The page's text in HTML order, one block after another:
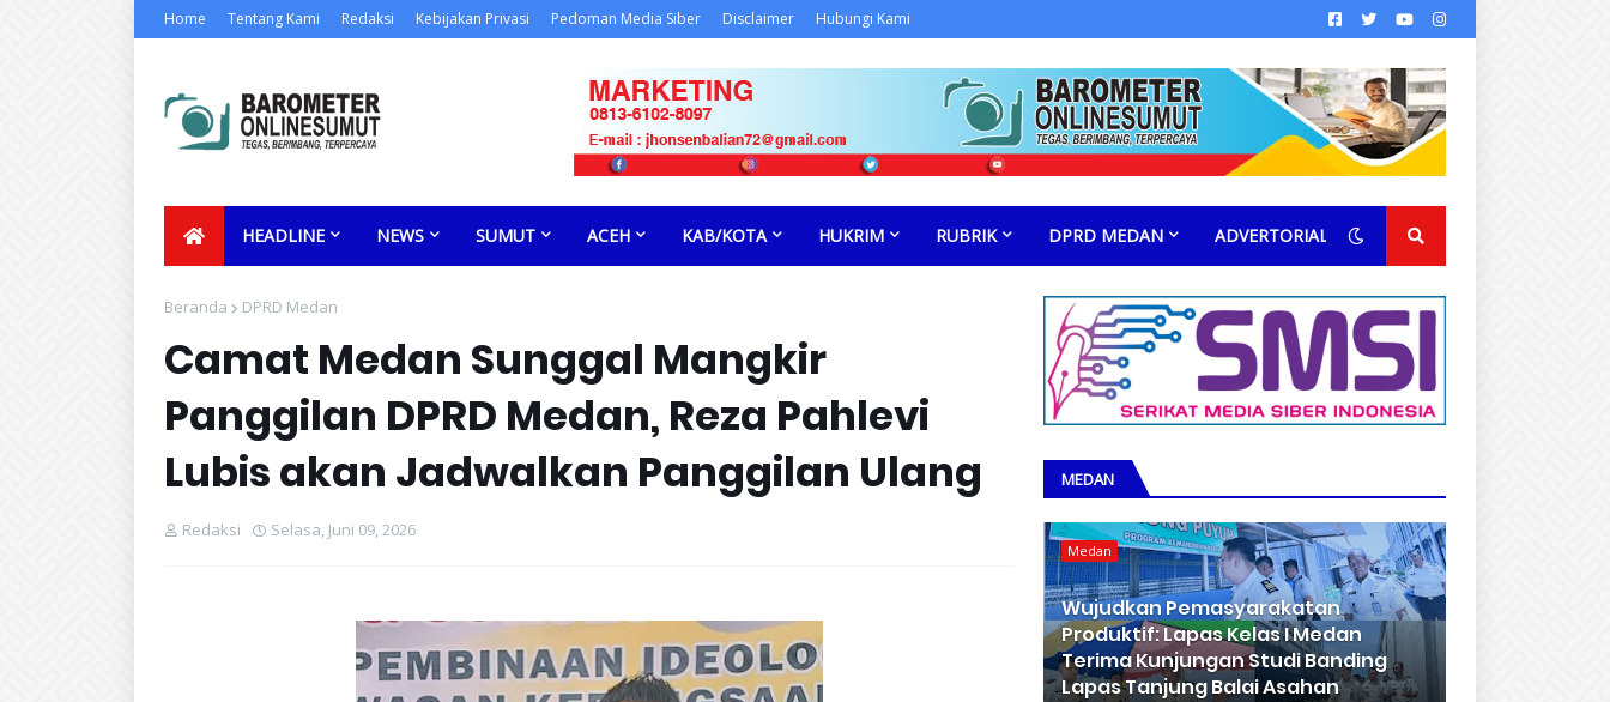
Home Tentang Kami Redaksi Kebijakan Privasi Pedoman Media Siber Disclaimer Hubungi Kami
HEADLINE NEWS SUMUT ACEH KAB/KOTA HUKRIM RUBRIK DPRD MEDAN ADVERTORIAL
Beranda DPRD Medan
Camat Medan Sunggal Mangkir
Panggilan DPRD Medan, Reza Pahlevi
Lubis akan Jadwalkan Panggilan Ulang
Redaksi Selasa, Juni 09, 2026
MEDAN
Medan
Wujudkan Pemasyarakatan
Produktif: Lapas Kelas I Medan
Terima Kunjungan Studi Banding
Lapas Tanjung Balai Asahan